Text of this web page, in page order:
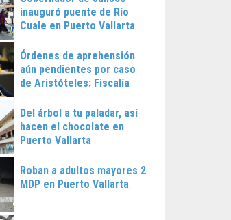
inauguró puente de Río
Cuale en Puerto Vallarta
Órdenes de aprehensión
aún pendientes por caso
de Aristóteles: Fiscalía
Del árbol a tu paladar, así
hacen el chocolate en
Puerto Vallarta
Roban a adultos mayores 2
MDP en Puerto Vallarta